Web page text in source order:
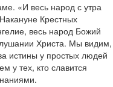
«И весь народ с утра
Крестных
весь народ Божий
Христа. Мы видим,
истины у простых людей
у тех, кто славится